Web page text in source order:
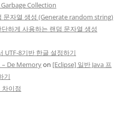
Collection
문자열 생성 (Generate random string)
단하게 사용하는 랜덤 문자열 생성
UTF-8기반 한글 설정하기
– De Memoryon [Eclipse] 일반 Java 프
기
이점